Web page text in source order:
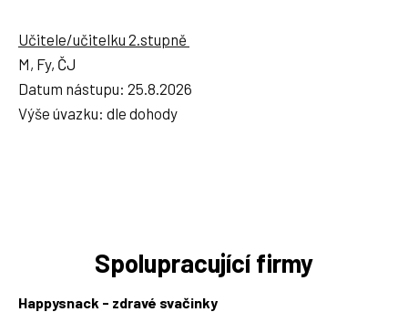
Učitele/učitelku 2.stupně
M, Fy, ČJ
Datum nástupu: 25.8.2026
Výše úvazku: dle dohody
Spolupracující firmy
Happysnack - zdravé svačinky